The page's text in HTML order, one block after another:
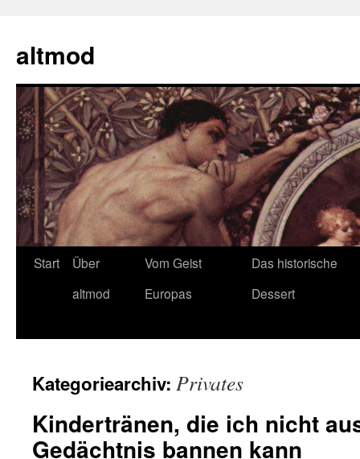
springen
altmod
Start
Über
altmod
Vom Geist
Europas
Das historische
Dessert
Kategoriearchiv: Privates
Kindertränen, die ich nicht
Gedächtnis bannen kann